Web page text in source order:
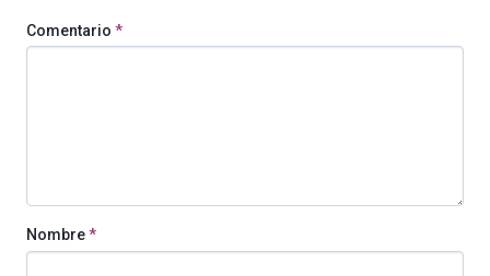
Comentario *
Nombre*